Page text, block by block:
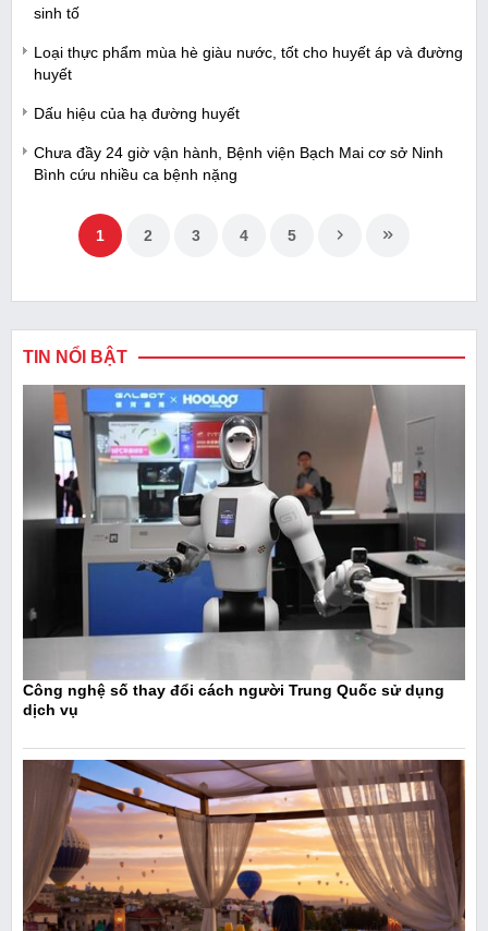
sinh tố
Loại thực phẩm mùa hè giàu nước, tốt cho huyết áp và đường
huyết
Dấu hiệu của hạ đường huyết
Chưa đầy 24 giờ vận hành, Bệnh viện Bạch Mai cơ sở Ninh
Bình cứu nhiều ca bệnh nặng
1 2 3 4 5
TIN NỔI BẬT
Công nghệ số thay đổi cách người Trung Quốc sử dụng
dịch vụ